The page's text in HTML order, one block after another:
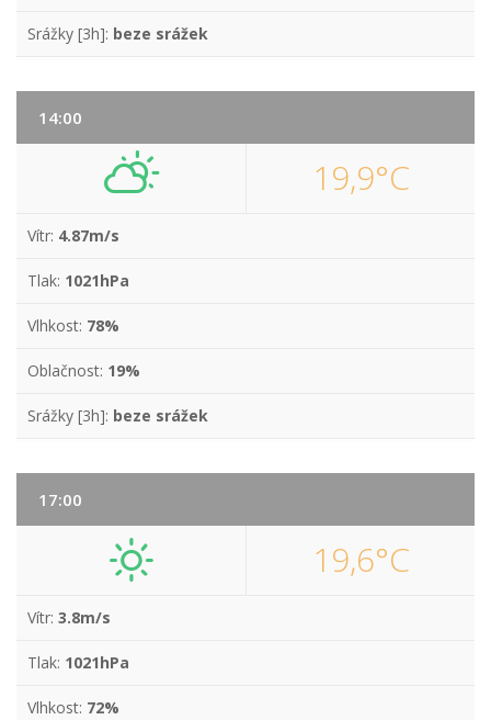
Srážky [3h]: beze srážek
14:00
19,9°C
Vítr: 4.87m/s
Tlak: 1021hPa
Vlhkost: 78%
Oblačnost: 19%
Srážky [3h]: beze srážek
17:00
19,6°C
Vítr: 3.8m/s
Tlak: 1021hPa
Vlhkost: 72%